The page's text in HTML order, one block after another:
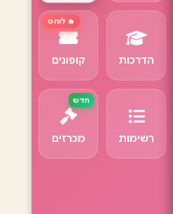
הדרכות קופונים
🔥 לוהט
רשימות מכרזים